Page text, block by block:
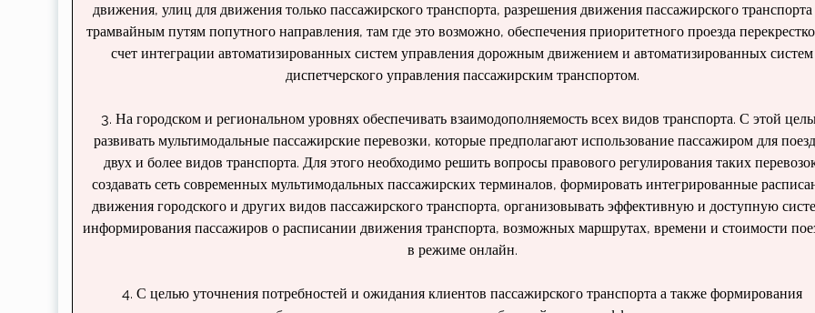
движе­ния, улиц для движения только пассажир­ского транспорта, разрешения движения пассажирского
трамвайным путям попутного направления, там где это возможно, обеспечения приоритетного про­езда
счет интеграции ав­томатизированных систем управления до­рожным движением и автоматизированных систем
диспетчерского управления пасса­жирским транспортом.
3. На городском и региональном уровнях обеспечивать взаимодополняемость всех видов транспорта. С этой
развивать мультимодальные пассажирские перевозки, которые предполагают использование пас­сажиром для
двух и более видов транспорта. Для этого необходимо решить вопросы правового регулирования таких
создавать сеть современных муль­тимодальных пассажирских терминалов, формировать интегрированные
движения городского и других видов пасса­жирского транспорта, организовывать эф­фективную и доступную
информи­рования пассажиров о расписании движения транспорта, возможных маршрутах, време­ни и стоимости
в режиме онлайн.
4. С целью уточнения потребностей и ожи­дания клиентов пассажирского транспорта а также формирования